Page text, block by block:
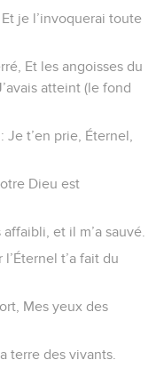
je l’invoquerai toute
Et les angoisses du
atteint (le fond
Je t’en prie, Éternel,
Dieu est
et il m’a sauvé.
t’a fait du
Mes yeux des
terre des vivants.